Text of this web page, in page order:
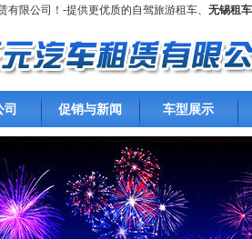
限公司！-提供更优质的自驾旅游租车、 无锡租车
司 促销与新闻 车型展示